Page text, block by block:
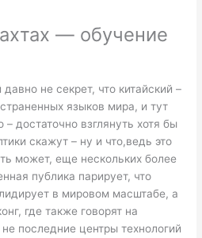
— обучение
не секрет, что китайский –
языков мира, и тут
– достаточно взглянуть хотя бы
скажут – ну и что,ведь это
может, еще нескольких более
публика парирует, что
в мировом масштабе, а
где также говорят на
последние центры технологий